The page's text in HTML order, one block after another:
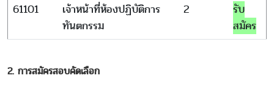
61101
เจ้าหน้าที่ห้องปฏิบัติการ
ทันตกรรม
2
รับ
สมัคร
2. การสมัครสอบคัดเลือก